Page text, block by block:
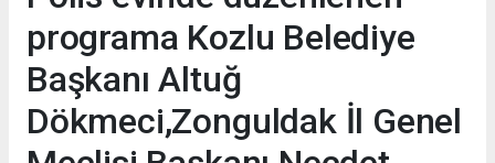
programa Kozlu Belediye
Başkanı Altuğ
Dökmeci,Zonguldak İl Genel